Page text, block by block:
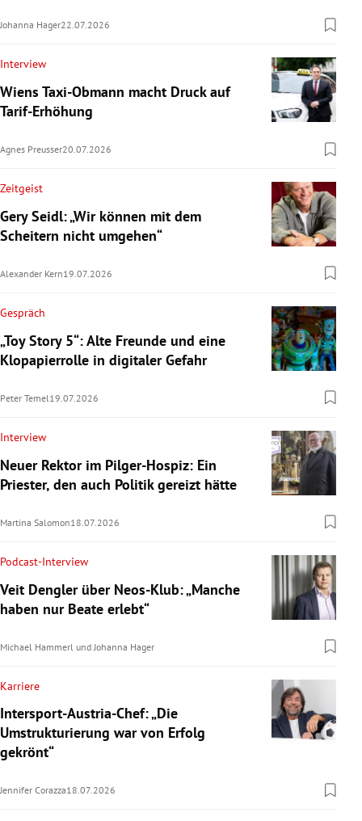
Johanna Hager22.07.2026
Interview
Wiens Taxi-Obmann macht Druck auf
Tarif-Erhöhung
Agnes Preusser20.07.2026
Zeitgeist
Gery Seidl: „Wir können mit dem
Scheitern nicht umgehen“
Alexander Kern19.07.2026
Gespräch
„Toy Story 5“: Alte Freunde und eine
Klopapierrolle in digitaler Gefahr
Peter Temel 19.07.2026
Interview
Neuer Rektor im Pilger-Hospiz: Ein
Priester, den auch Politik gereizt hätte
Martina Salomon18.07.2026
Podcast-Interview
Veit Dengler über Neos-Klub: „Manche
haben nur Beate erlebt“
Michael Hammerl und Johanna Hager
Karriere
Intersport-Austria-Chef: „Die
Umstrukturierung war von Erfolg
gekrönt“
Jennifer Corazza18.07.2026